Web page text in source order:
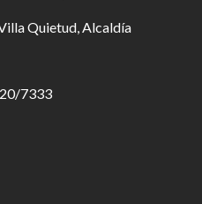
Quietud, Alcaldía
7333